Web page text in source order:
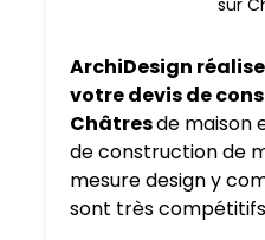
sur
ArchiDesign
votre devis de
Châtresde maison
de construction de
mesure design y
sont très